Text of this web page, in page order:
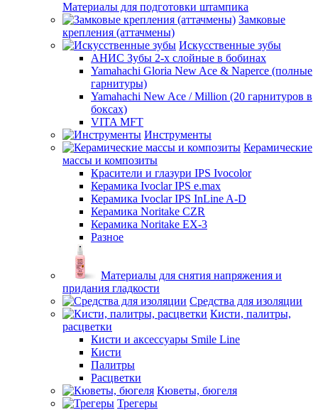
Материалы для подготовки штампика
Замковые
крепления (аттачмены)
Искусственные зубы
АНИС Зубы 2-х слойные в бобинах
Yamahachi Gloria New Ace & Naperce (полные
гарнитуры)
Yamahachi New Ace / Million (20 гарнитуров в
боксах)
VITA MFT
Инструменты
Керамические
массы и композиты
Красители и глазури IPS Ivocolor
Керамика Ivoclar IPS e.max
Керамика Ivoclar IPS InLine A-D
Керамика Noritake CZR
Керамика Noritake EX-3
Разное
Материалы для снятия напряжения и
придания гладкости
Средства для изоляции
Кисти, палитры,
расцветки
Кисти и аксессуары Smile Line
Кисти
Палитры
Расцветки
Кюветы, бюгеля
Трегеры